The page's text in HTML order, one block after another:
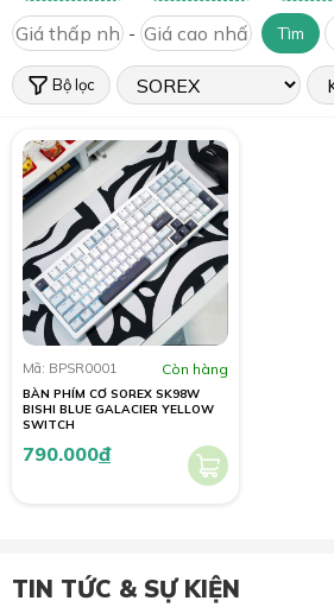
- Tìm
Bộ lọc
Mã: BPSR0001 Còn hàng
BÀN PHÍM CƠ SOREX SK98W
BISHI BLUE GALACIER YELLOW
SWITCH
790.000đ
TIN TỨC & SỰ KIỆN